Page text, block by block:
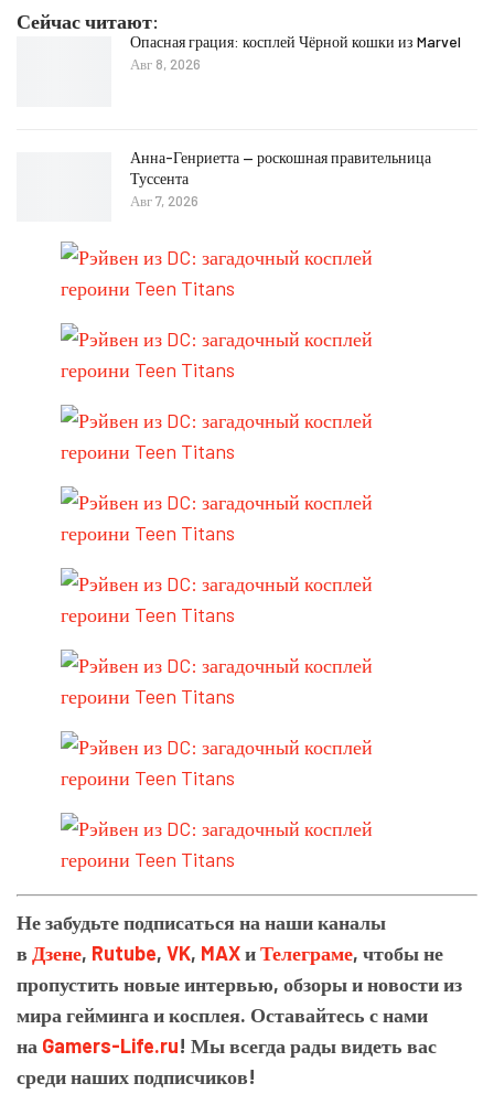
Сейчас читают:
Опасная грация: косплей Чёрной кошки из Marvel
Авг 8, 2026
Анна-Генриетта — роскошная правительница
Туссента
Авг 7, 2026
Не забудьте подписаться на наши каналы
в Дзене, Rutube, VK, MAXиТелеграме, чтобы не
пропустить новые интервью, обзоры и новости из
мира гейминга и косплея. Оставайтесь с нами
на Gamers-Life.ru! Мы всегда рады видеть вас
среди наших подписчиков!